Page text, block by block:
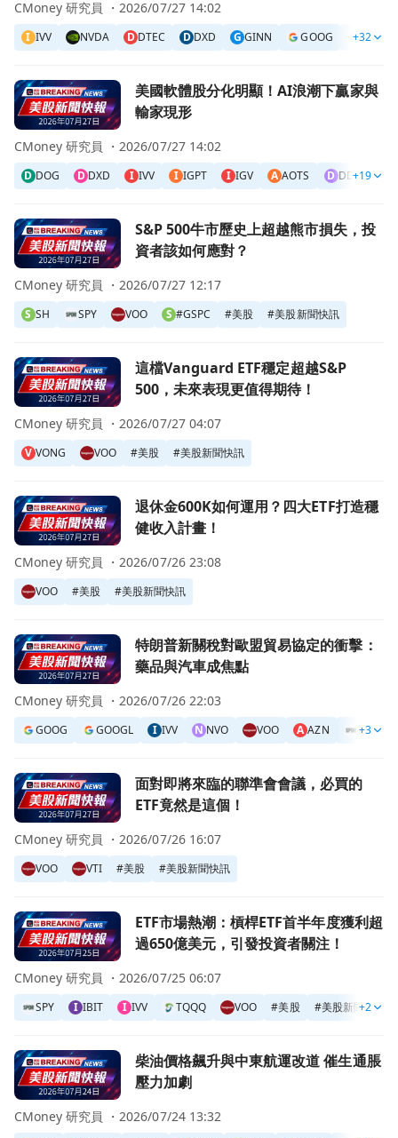
I IVV NVDA D DTEC D DXD G GINN GOOG GOOGL
+32
CMoney 研究員 ・2026/07/27 14:02
前往美國軟體股分化明顯！AI浪潮下贏家與輸家現形頁面
美國軟體股分化明顯！AI浪潮下贏家與
輸家現形
D DOG D DXD I IVV I IGPT I IGV A AOTS D DDM+19
CMoney 研究員 ・2026/07/27 14:02
前往S&P 500牛市歷史上超越熊市損失，投資者該如何應對
S&P 500牛市歷史上超越熊市損失，投
資者該如何應對？
S SH SPY VOO S #GSPC #美股 #美股新聞快訊
CMoney 研究員 ・2026/07/27 12:17
前往這檔Vanguard ETF穩定超越S&P 500，未來表現更值得
這檔Vanguard ETF穩定超越S&P
500，未來表現更值得期待！
V VONG VOO #美股 #美股新聞快訊
CMoney 研究員 ・2026/07/27 04:07
前往退休金600K如何運用？四大ETF打造穩健收入計畫！頁面
退休金600K如何運用？四大ETF打造穩
健收入計畫！
VOO #美股 #美股新聞快訊
CMoney 研究員 ・2026/07/26 23:08
前往特朗普新關稅對歐盟貿易協定的衝擊：藥品與汽車成焦
特朗普新關稅對歐盟貿易協定的衝擊：
藥品與汽車成焦點
GOOG GOOGL I IVV N NVO VOO A AZN SPY
+3
CMoney 研究員 ・2026/07/26 22:03
前往面對即將來臨的聯準會會議，必買的ETF竟然是這個！頁
面對即將來臨的聯準會會議，必買的
ETF竟然是這個！
VOO VTI #美股 #美股新聞快訊
CMoney 研究員 ・2026/07/26 16:07
前往ETF市場熱潮：槓桿ETF首半年度獲利超過650億美元，
ETF市場熱潮：槓桿ETF首半年度獲利超
過650億美元，引發投資者關注！
SPY I IBIT I IVV TQQQ VOO #美股 #美股新聞快訊
+2
CMoney 研究員 ・2026/07/25 06:07
前往柴油價格飆升與中東航運改道 催生通脹壓力加劇頁面
柴油價格飆升與中東航運改道 催生通脹
壓力加劇
CMoney 研究員 ・2026/07/24 13:32